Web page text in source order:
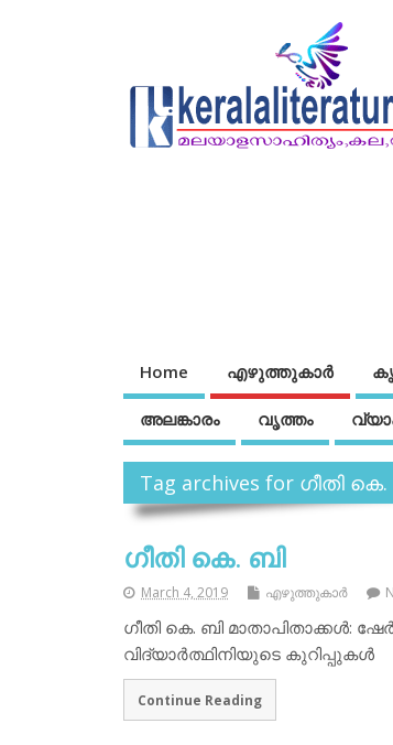
Home എഴുത്തുകാര്‍
അലങ്കാരം വൃത്തം
Tag archives for ഗീതി
ഗീതി കെ. ബി
March 4, 2019 എഴുത്തുകാര്‍
ഗീതി കെ. ബി മാതാപിതാക്കള്‍:
വിദ്യാര്‍ത്ഥിനിയുടെ കുറിപ്പുകള്‍
Continue Reading